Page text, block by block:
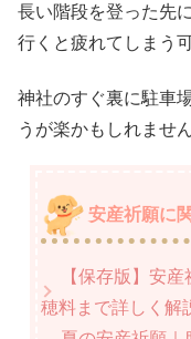
長い階段を登った先
行くと疲れてしまう
神社のすぐ裏に駐車
うが楽かもしれません
安産祈願に
【保存版】安
穂料まで詳しく解